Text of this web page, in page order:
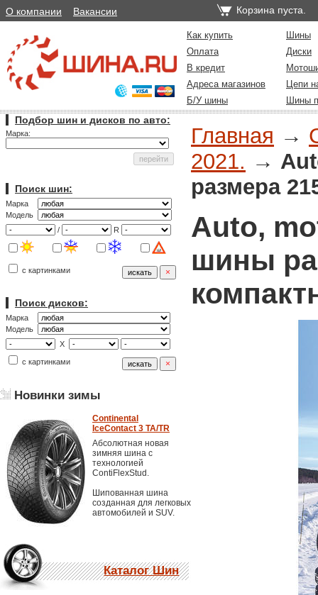
О компании Вакансии Корзина пуста.
Как купить
Шины
Оплата
Диски
В кредит
Адреса магазинов
Цепи
Б/У шины
Шины
Подбор шин и дисков по авто:
Марка:
Поиск шин:
Марка
Модель
/
R
с картинками
Поиск дисков:
Марка
Модель
X
с картинками
Новинки зимы
Continental
IceContact 3 TA/TR
Абсолютная новая
зимняя шина с
технологией
ContiFlexStud.
Шипованная шина
созданная для легковых
автомобилей и SUV.
Каталог Шин
Главная →
2021. →
размера
Auto,
шины